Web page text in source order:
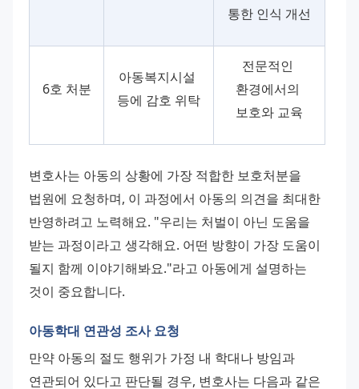
통한 인식 개선
6호 처분
아동복지시설
등에 감호 위탁
전문적인
환경에서의
보호와 교육
변호사는 아동의 상황에 가장 적합한 보호처분을
법원에 요청하며, 이 과정에서 아동의 의견을 최대한
반영하려고 노력해요. "우리는 처벌이 아닌 도움을
받는 과정이라고 생각해요. 어떤 방향이 가장 도움이
될지 함께 이야기해봐요."라고 아동에게 설명하는
것이 중요합니다.
아동학대 연관성 조사 요청
만약 아동의 절도 행위가 가정 내 학대나 방임과
연관되어 있다고 판단될 경우, 변호사는 다음과 같은